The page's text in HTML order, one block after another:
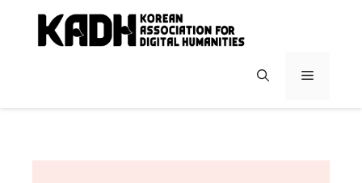
메